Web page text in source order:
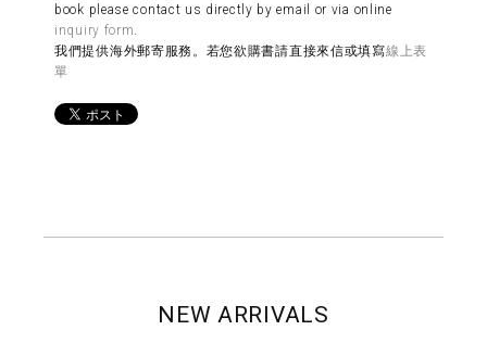
book please contact us directly by email or via online
inquiry form
我們提供海外郵寄服務。若您欲購書請直接來信或填寫線上表
單
NEW ARRIVALS